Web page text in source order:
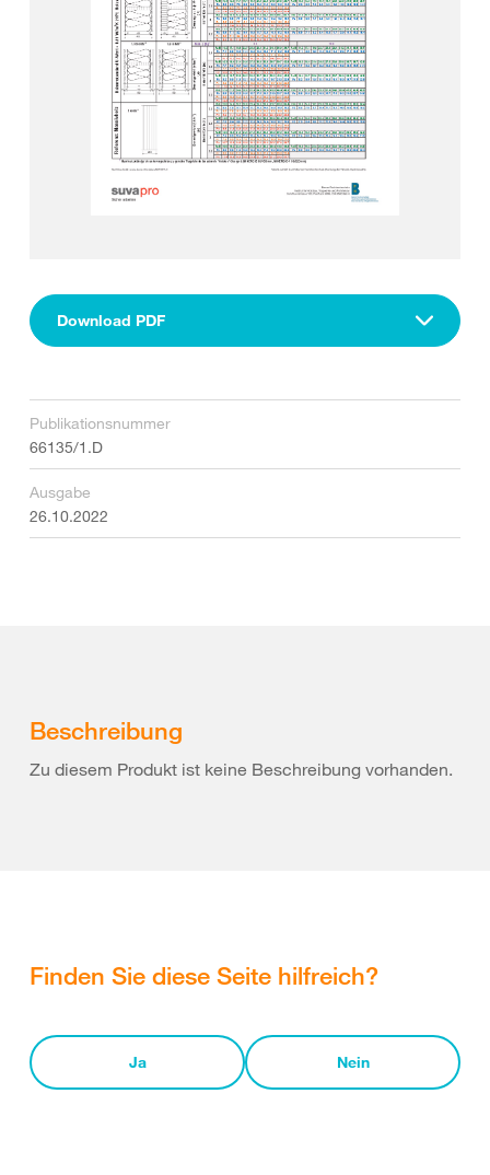
Download PDF
Publikationsnummer
66135/1.D
Ausgabe
26.10.2022
Beschreibung
Zu diesem Produkt ist keine Beschreibung vorhanden.
Finden Sie diese Seite hilfreich?
Ja Nein